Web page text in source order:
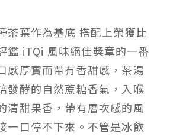
茶葉作為基底 搭配上榮獲比
鑑 iTQi 風味絕佳獎章的一番
感厚實而帶有香甜感，茶湯
發酵的自然蔗糖香氣，入喉
清甜果香，帶有層次感的風
一口停不下來。不管是冰飲